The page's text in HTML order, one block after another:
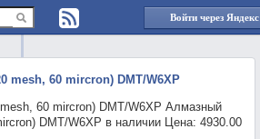
Войти через Яндекс
mesh, 60 mircron) DMT/W6XP
60 mircron) DMT/W6XP Алмазный
DMT/W6XP в наличии Цена: 4930.00